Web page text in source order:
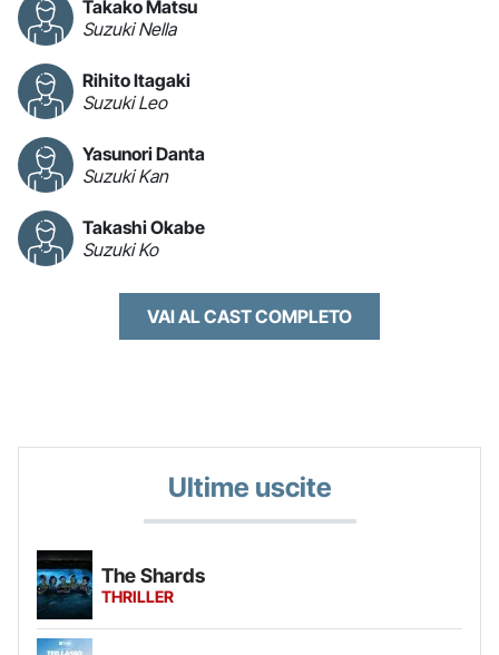
Takako Matsu
Suzuki Nella
Rihito Itagaki
Suzuki Leo
Yasunori Danta
Suzuki Kan
Takashi Okabe
Suzuki Ko
VAI AL CAST COMPLETO
Ultime uscite
The Shards
THRILLER